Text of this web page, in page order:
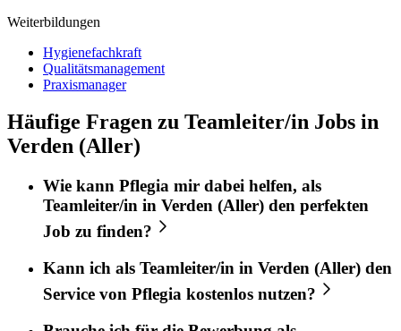
Weiterbildungen
Hygienefachkraft
Qualitätsmanagement
Praxismanager
Häufige Fragen zu Teamleiter/in Jobs in
Verden (Aller)
Wie kann Pflegia mir dabei helfen, als
Teamleiter/in in Verden (Aller) den perfekten
Job zu finden?
Kann ich als Teamleiter/in in Verden (Aller) den
Service von Pflegia kostenlos nutzen?